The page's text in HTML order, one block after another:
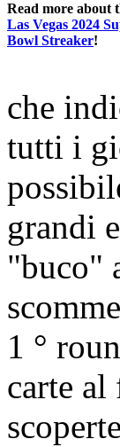
Read more about
Las Vegas 2024
Bowl Streaker!
che
tutti i
grandi
"buco"
1 °
carte al